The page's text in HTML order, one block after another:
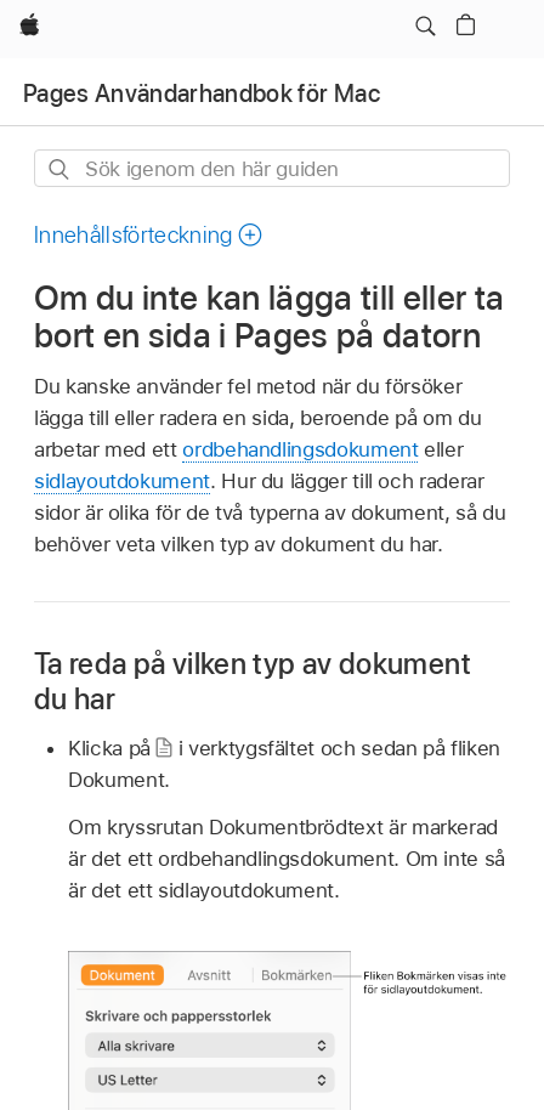
Apple
Pages Användarhandbok för Mac
Sök
den
guiden
Innehållsförteckning
Om du inte kan lägga till eller ta
bort en sida i Pages på datorn
Du kanske använder fel metod när du försöker
lägga till eller radera en sida, beroende på om du
arbetar med ettordbehandlingsdokumenteller
sidlayoutdokument. Hur du lägger till och raderar
sidor är olika för de två typerna av dokument, så du
behöver veta vilken typ av dokument du har.
Ta reda på vilken typ av dokument
du har
Klicka på
i verktygsfältet och sedan på fliken
Dokument.
Om kryssrutan Dokumentbrödtext är markerad
är det ett ordbehandlingsdokument. Om inte så
är det ett sidlayoutdokument.